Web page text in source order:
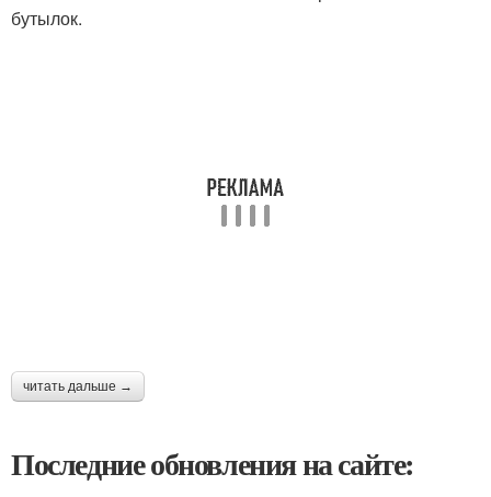
бутылок.
читать дальше →
Последние обновления на сайте: